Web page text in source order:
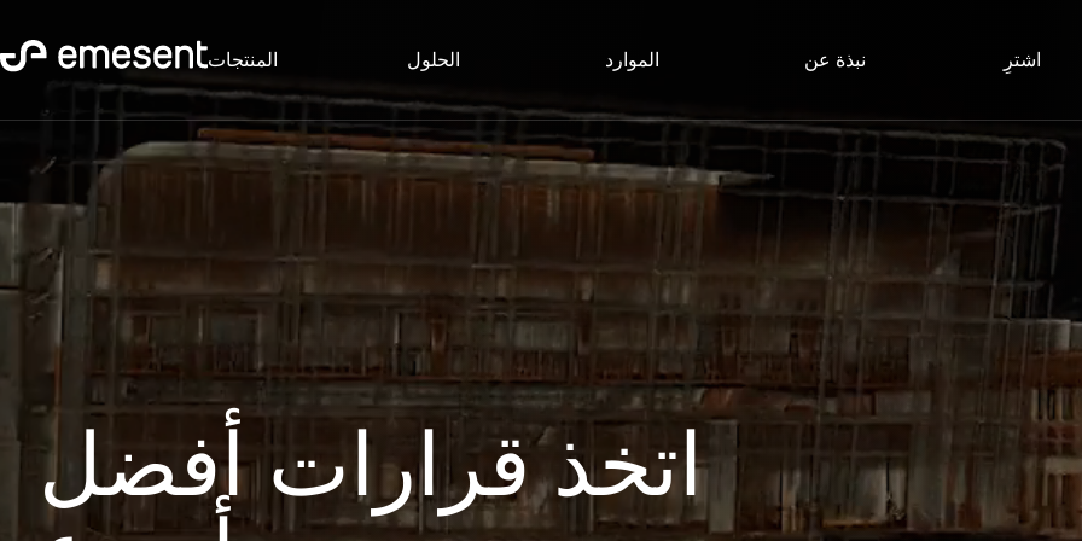
المنتجات الحلول الموارد نبذة عن اشترِ
اتخذ قرارات أفضل